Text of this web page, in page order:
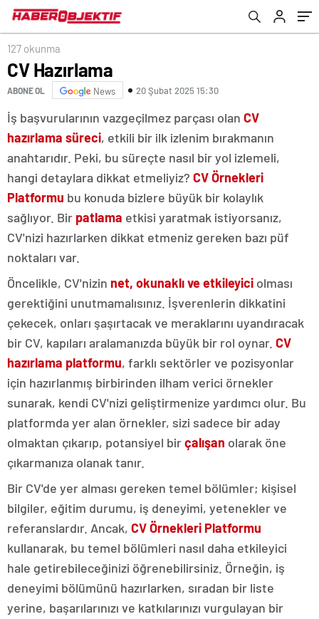
127 okunma
CV Hazırlama
ABONE OL News 20 Şubat 2025 15:30
İş başvurularının vazgeçilmez parçası olan CV
hazırlama süreci, etkili bir ilk izlenim bırakmanın
anahtarıdır. Peki, bu süreçte nasıl bir yol izlemeli,
hangi detaylara dikkat etmeliyiz? CV Örnekleri
Platformu bu konuda bizlere büyük bir kolaylık
sağlıyor. Bir patlama etkisi yaratmak istiyorsanız,
CV'nizi hazırlarken dikkat etmeniz gereken bazı püf
noktaları var.
Öncelikle, CV'nizin net, okunaklı ve etkileyici olması
gerektiğini unutmamalısınız. İşverenlerin dikkatini
çekecek, onları şaşırtacak ve meraklarını uyandıracak
bir CV, kapıları aralamanızda büyük bir rol oynar. CV
hazırlama platformu, farklı sektörler ve pozisyonlar
için hazırlanmış birbirinden ilham verici örnekler
sunarak, kendi CV'nizi geliştirmenize yardımcı olur. Bu
platformda yer alan örnekler, sizi sadece bir aday
olmaktan çıkarıp, potansiyel birçalışan olarak öne
çıkarmanıza olanak tanır.
Bir CV'de yer alması gereken temel bölümler; kişisel
bilgiler, eğitim durumu, iş deneyimi, yetenekler ve
referanslardır. Ancak, CV Örnekleri Platformu
kullanarak, bu temel bölümleri nasıl daha etkileyici
hale getirebileceğinizi öğrenebilirsiniz. Örneğin, iş
deneyimi bölümünü hazırlarken, sıradan bir liste
yerine, başarılarınızı ve katkılarınızı vurgulayan bir